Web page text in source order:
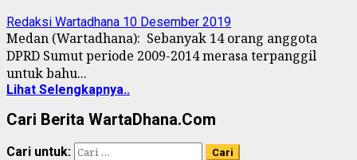
Redaksi Wartadhana 10 Desember 2019
Medan (Wartadhana): Sebanyak 14 orang anggota
DPRD Sumut periode 2009-2014 merasa terpanggil
untuk bahu...
Lihat Selengkapnya..
Cari Berita WartaDhana.Com
Cari untuk: